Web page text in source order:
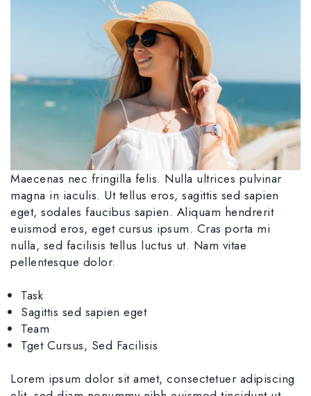
Maecenas nec fringilla felis. Nulla ultrices pulvinar
magna in iaculis. Ut tellus eros, sagittis sed sapien
eget, sodales faucibus sapien. Aliquam hendrerit
euismod eros, eget cursus ipsum. Cras porta mi
nulla, sed facilisis tellus luctus ut. Nam vitae
pellentesque dolor.
Task
Sagittis sed sapien eget
Team
Tget Cursus, Sed Facilisis
Lorem ipsum dolor sit amet, consectetuer adipiscing